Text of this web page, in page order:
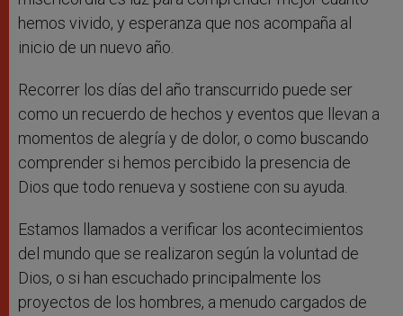
hemos vivido, y esperanza que nos acompaña al
inicio de un nuevo año.
Recorrer los días del año transcurrido puede ser
como un recuerdo de hechos y eventos que llevan a
momentos de alegría y de dolor, o como buscando
comprender si hemos percibido la presencia de
Dios que todo renueva y sostiene con su ayuda.
Estamos llamados a verificar los acontecimientos
del mundo que se realizaron según la voluntad de
Dios, o si han escuchado principalmente los
proyectos de los hombres, a menudo cargados de